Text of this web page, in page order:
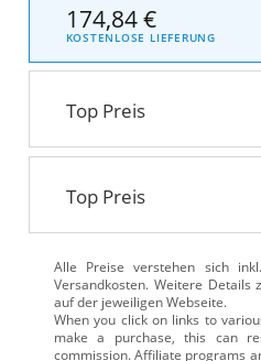
174,84 €
KOSTENLOSE LIEFERUNG
Top Preis
Top Preis
Alle Preise verstehen sich
Versandkosten. Weitere Details
auf der jeweiligen Webseite.